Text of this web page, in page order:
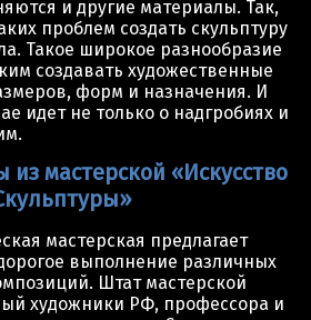
и другие материалы. Так,
проблем создать скульптуру
Такое широкое разнообразие
создавать художественные
форм и назначения. И
идет не только о надгробиях и
мастерской «Искусство
мастерская предлагает
выполнение различных
Штат мастерской
художники РФ, профессора и